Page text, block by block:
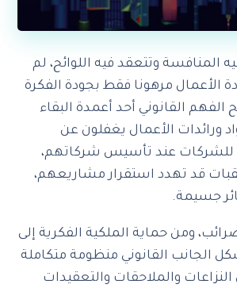
المنافسة وتتعقد فيه اللوائح، لم
الأعمال مرهونا فقط بجودة الفكرة
الفهم القانوني أحد أعمدة البقاء
ورائدات الأعمال يغفلون عن
للشركات عند تأسيس شركاتهم،
قد تهدد استقرار مشاريعهم،
جسيمة.
ومن حماية الملكية الفكرية إلى
الجانب القانوني منظومة متكاملة
والملاحقات والتعقيدات